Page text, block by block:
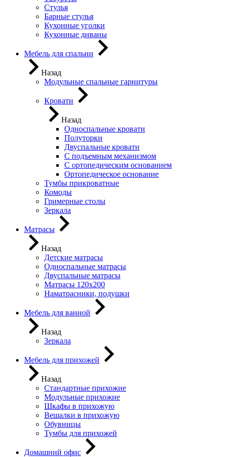
Стулья
Барные стулья
Кухонные уголки
Кухонные диваны
Мебель для спальни
Назад
Модульные спальные гарнитуры
Кровати
Назад
Односпальные кровати
Полуторки
Двуспальные кровати
С подъемным механизмом
С ортопедическим основанием
Ортопедическое основание
Тумбы прикроватные
Комоды
Гримерные столы
Зеркала
Матрасы
Назад
Детские матрасы
Односпальные матрасы
Двуспальные матрасы
Матрасы 120х200
Наматрасники, подушки
Мебель для ванной
Назад
Зеркала
Мебель для прихожей
Назад
Стандартные прихожие
Модульные прихожие
Шкафы в прихожую
Вешалки в прихожую
Обувницы
Тумбы для прихожей
Домашний офис